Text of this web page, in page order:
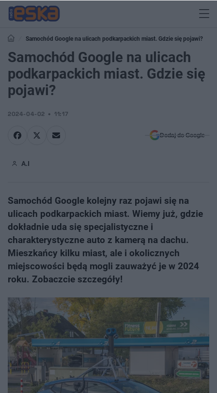
Samochód Google na ulicach podkarpackich miast. Gdzie się pojawi?
Samochód Google na ulicach
podkarpackich miast. Gdzie się
pojawi?
2024-04-02 11:17
Dodaj do Google
A.I
Samochód Google kolejny raz pojawi się na
ulicach podkarpackich miast. Wiemy już, gdzie
dokładnie uda się specjalistyczne i
charakterystyczne auto z kamerą na dachu.
Mieszkańcy kilku miast, ale i okolicznych
miejscowości będą mogli zauważyć je w 2024
roku. Zobaczcie szczegóły!